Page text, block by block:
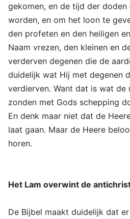
gekomen, en de tijd der
worden, en om het loon te
den profeten en den heiligen
Naam vrezen, den kleinen en
verderven degenen die de
duidelijk wat Hij met degenen
verdierven. Want dat is wat de
zonden met Gods schepping
En denk maar niet dat de
laat gaan. Maar de Heere
horen.
Het Lam overwint de
De Bijbel maakt duidelijk dat